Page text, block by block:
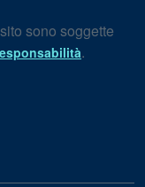
sono soggette
.